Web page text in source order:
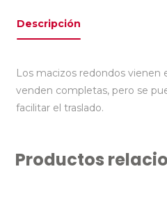
Descripción
Los macizos redondos vienen
venden completas, pero se
facilitar el traslado.
Productos